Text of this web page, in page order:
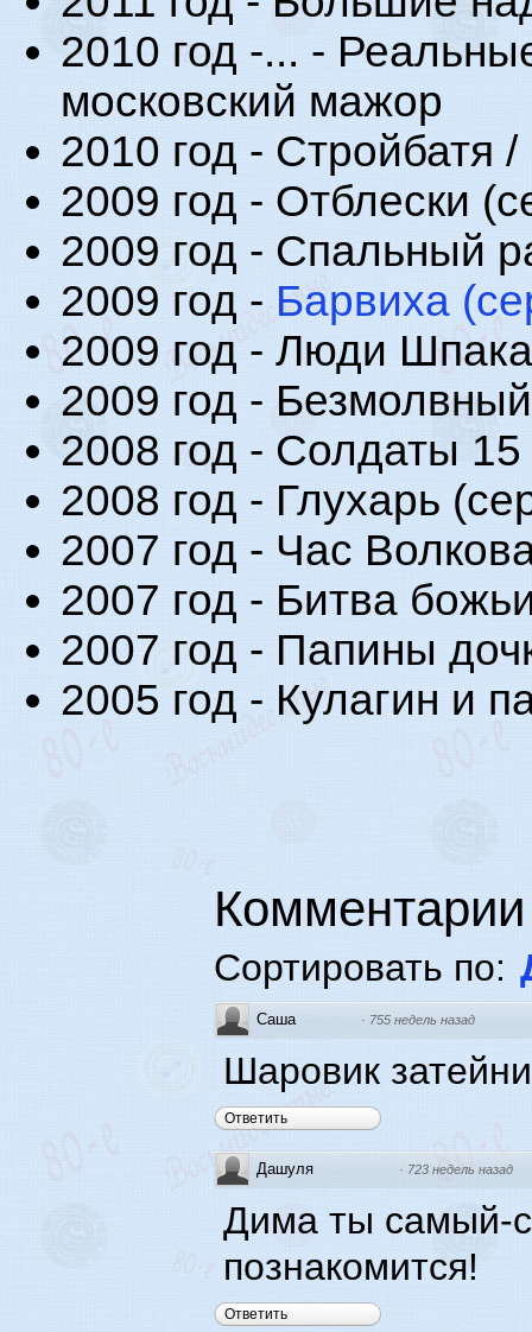
2010 год -... -
московский мажор
2010 год - Стройбатя
2009 год - Отблески
2009 год - Спальный
2009 год - Барвиха
2009 год - Люди
2009 год -
2008 год - Солдаты
2008 год - Глухарь
2007 год - Час
2007 год - Битва
2007 год - Папины
2005 год - Кулагин и
Комментарии
Сортировать по:
Саша · 755 недель назад
Шаровик
Ответить
Дашуля · 723 недель назад
Дима ты самый-
познакомится!
Ответить